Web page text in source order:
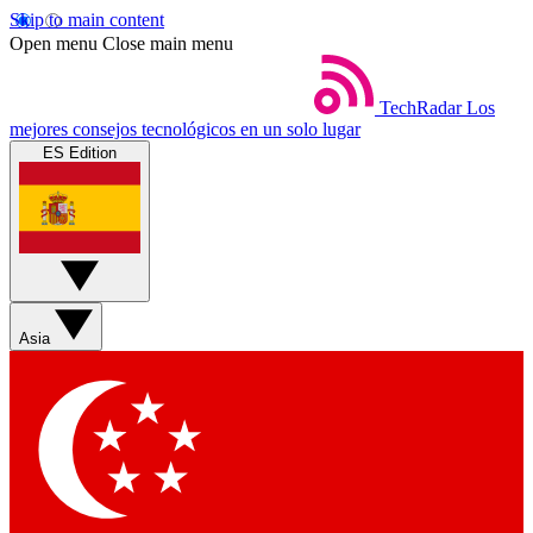
Skip to main content
Open menu Close main menu
TechRadar Los
mejores consejos tecnológicos en un solo lugar
ES Edition
Asia